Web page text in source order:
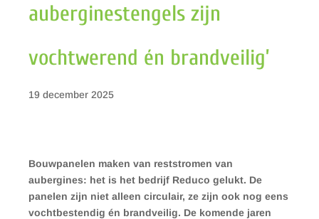
auberginestengels zijn
vochtwerend én brandveilig’
19 december 2025
Bouwpanelen maken van reststromen van
aubergines: het is het bedrijf Reduco gelukt. De
panelen zijn niet alleen circulair, ze zijn ook nog eens
vochtbestendig én brandveilig. De komende jaren